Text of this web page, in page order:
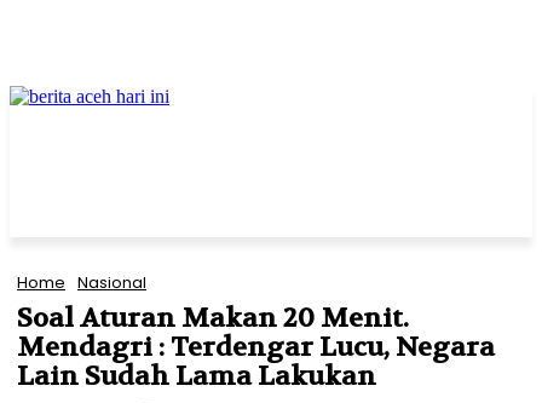
Home Nasional
Soal Aturan Makan 20 Menit.
Mendagri : Terdengar Lucu, Negara
Lain Sudah Lama Lakukan